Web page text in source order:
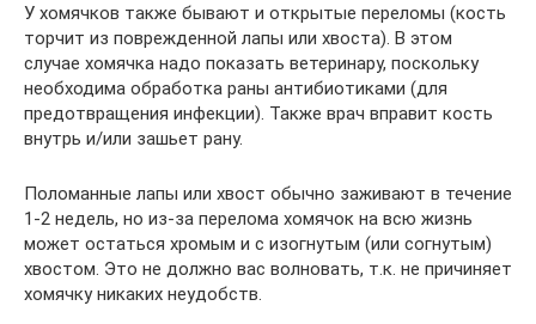
У хомячков также бывают и открытые переломы (кость
торчит из поврежденной лапы или хвоста). В этом
случае хомячка надо показать ветеринару, поскольку
необходима обработка раны антибиотиками (для
предотвращения инфекции). Также врач вправит кость
внутрь и/или зашьет рану.
Поломанные лапы или хвост обычно заживают в течение
1-2 недель, но из-за перелома хомячок на всю жизнь
может остаться хромым и с изогнутым (или согнутым)
хвостом. Это не должно вас волновать, т.к. не причиняет
хомячку никаких неудобств.